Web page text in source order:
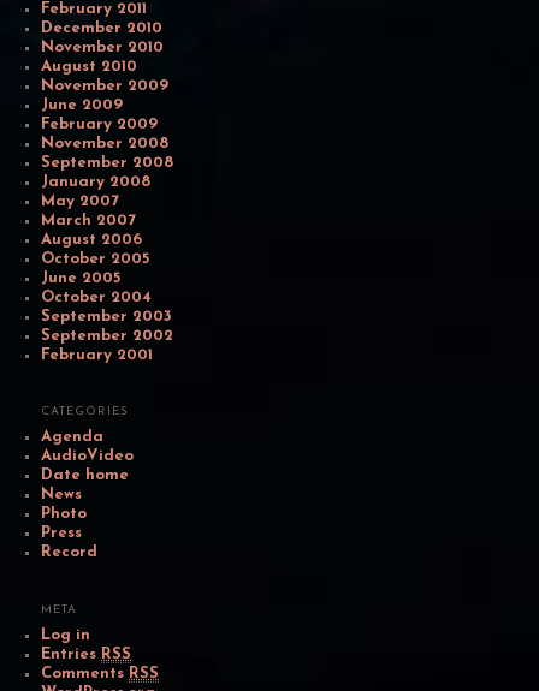
February 2011
December 2010
November 2010
August 2010
November 2009
June 2009
February 2009
November 2008
September 2008
January 2008
May 2007
March 2007
August 2006
October 2005
June 2005
October 2004
September 2003
September 2002
February 2001
CATEGORIES
Agenda
AudioVideo
Date home
News
Photo
Press
Record
META
Log in
Entries RSS
Comments RSS